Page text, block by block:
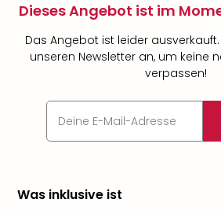
Dieses Angebot ist im
Das Angebot ist leider
unseren Newsletter an, um keine
verpassen!
Was inklusive ist